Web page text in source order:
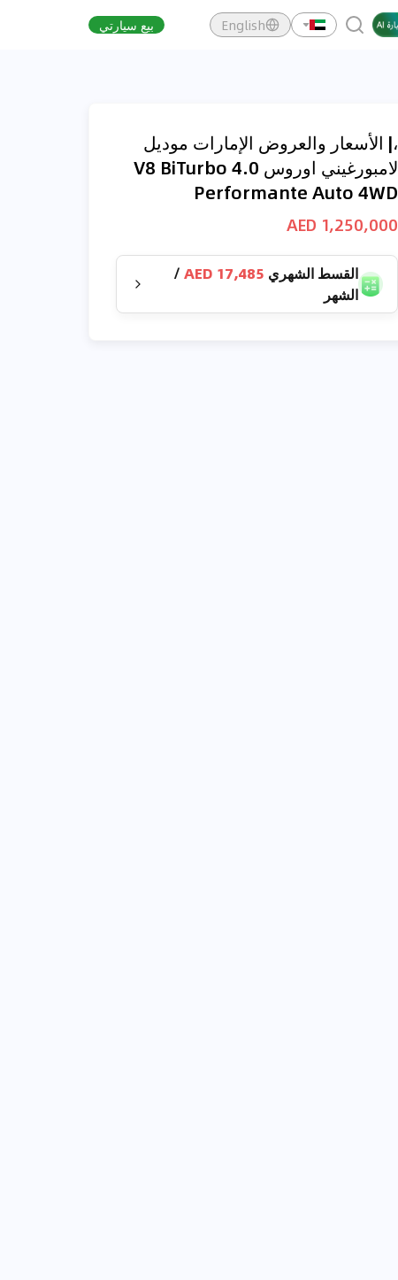
English بيع سيارتي
،| الأسعار والعروض الإمارات موديل
لامبورغيني اوروس 4.0 V8 BiTurbo
Performante Auto 4WD
1,250,000 AED
القسط الشهري 17,485 AED
/
الشهر